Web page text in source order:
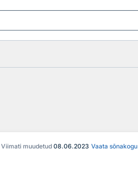
Viimati muudetud 08.06.2023 Vaata sõnakogu